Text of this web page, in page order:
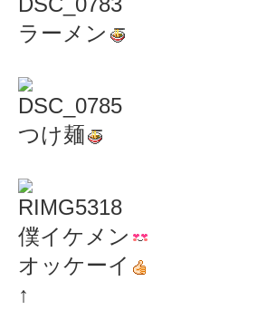
ラーメン
つけ麺
僕イケメン
オッケーイ
↑